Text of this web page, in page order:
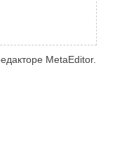
MetaEditor.